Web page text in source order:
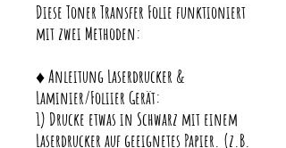
Diese Toner Transfer Folie funktioniert
mit zwei Methoden:
♦ Anleitung Laserdrucker &
Laminier/Foliier Gerät:
1) Drucke etwas in Schwarz mit einem
Laserdrucker auf geeignetes Papier. (z.B.